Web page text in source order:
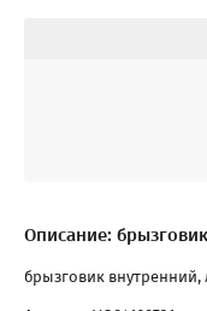
Описание:
брызговик внутренний,